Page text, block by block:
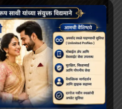
भारत आणि चीन बौद्ध धर्माच्या
येथे दाखल